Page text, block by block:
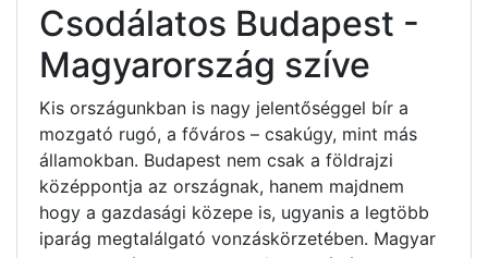
Csodálatos Budapest -
Magyarország szíve
Kis országunkban is nagy jelentőséggel bír a
mozgató rugó, a főváros – csakúgy, mint más
államokban. Budapest nem csak a földrajzi
középpontja az országnak, hanem majdnem
hogy a gazdasági közepe is, ugyanis a legtöbb
iparág megtalálgató vonzáskörzetében. Magyar